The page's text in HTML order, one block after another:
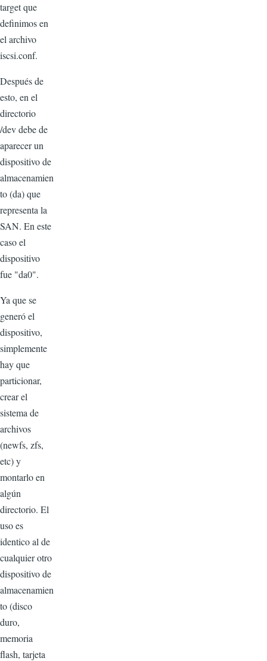
target que
definimos en
el archivo
iscsi.conf.
Después de
esto, en el
directorio
/dev debe de
aparecer un
dispositivo de
almacenamien
to (da) que
representa la
SAN. En este
caso el
dispositivo
fue "da0".
Ya que se
generó el
dispositivo,
simplemente
hay que
particionar,
crear el
sistema de
archivos
(newfs, zfs,
etc) y
montarlo en
algún
directorio. El
uso es
identico al de
cualquier otro
dispositivo de
almacenamien
to (disco
duro,
memoria
flash, tarjeta